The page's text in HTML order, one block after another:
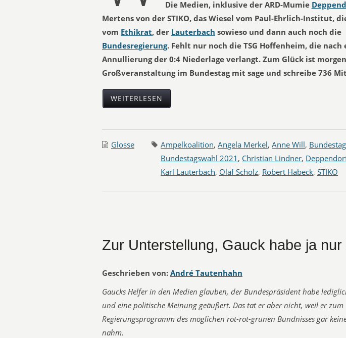
Die Medien, inklusive der ARD-Mumie
Mertens von der STIKO, das Wiesel vom Paul-Ehrlich-Institut,
vom Ethikrat, der Lauterbach sowieso und dann auch noch die
Bundesregierung. Fehlt nur noch die TSG Hoffenheim, die nach
Annullierung der 0:4 Niederlage verlangt. Zum Glück ist
Großveranstaltung im Bundestag mit sage und schreibe 736
WEITERLESEN
Glosse Ampelkoalition, Angela Merkel, Anne Will, Bundestag
Bundestagswahl 2021 , Christian Lindner,
Karl Lauterbach, Olaf Scholz, Robert Habeck, STIKO
Zur Unterstellung, Gauck habe ja
Geschrieben von: André Tautenhahn
Gaucks Helfer in den Medien glauben, der Bundespräsident habe
und eine politische Meinung geäußert. Das tat er aber nicht, weil er zum
Regierungsprogramm des möglichen rot-rot-grünen Bündnisses gar
nahm.